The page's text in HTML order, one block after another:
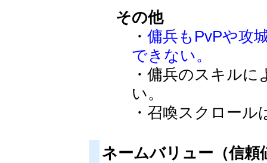
その他
・傭兵もPvPや攻
できない。
・傭兵のスキル
い。
・召喚スクロー
ネームバリュー（信頼